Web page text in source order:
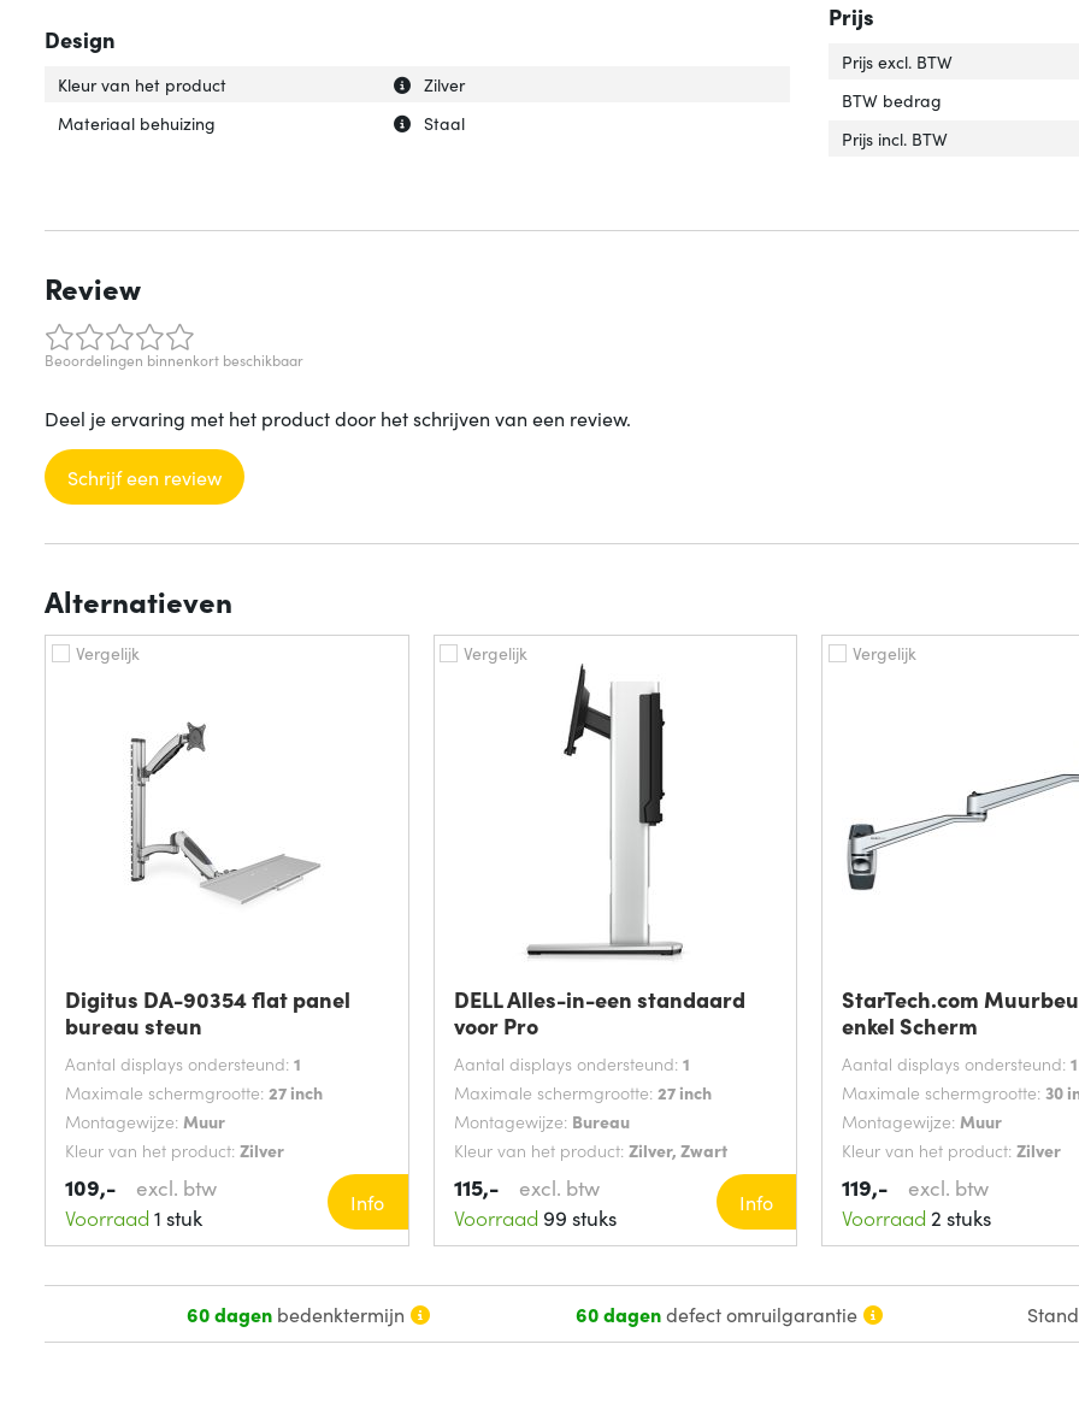
Design
Uitleg over 'Kleur van het product'
Verberg uitleg over 'Kleur van het product'
Kleur van het product
Zilver
Uitleg over 'Materiaal behuizing'
Verberg uitleg over 'Materiaal behuizing'
Materiaal behuizing Staal
Prijs
Prijs excl. BTW
BTW bedrag
Prijs incl. BTW
Review
Beoordelingen binnenkort beschikbaar
Deel je ervaring met het product door het schrijven van een review.
Schrijf een review
Alternatieven
Vergelijk
Digitus DA-90354 flat panel
bureau steun
Aantal displays ondersteund: 1
Maximale schermgrootte: 27 inch
Montagewijze: Muur
Kleur van het product: Zilver
109,-
excl. btw
Voorraad 1 stuk
Info
Vergelijk
DELL Alles-in-een standaard
voor Pro
Aantal displays ondersteund: 1
Maximale schermgrootte: 27 inch
Montagewijze: Bureau
Kleur van het product: Zilver, Zwart
115,-
excl. btw
Voorraad 99 stuks
Info
Vergelijk
StarTech.com
enkel Scherm
Aantal displays ondersteund: 1
Maximale schermgrootte: 30
Montagewijze: Muur
Kleur van het product: Zilver
119,-
excl. btw
Voorraad 2 stuks
60 dagenbedenktermijn 60 dagendefect omruilgarantie